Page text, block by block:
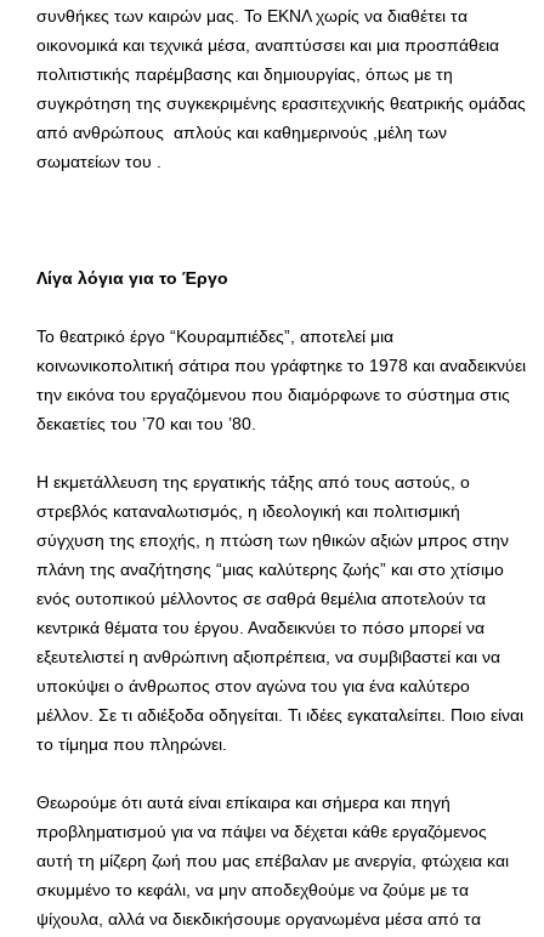
συνθήκες των καιρών μας. Το ΕΚΝΛ χωρίς να διαθέτει τα
οικονομικά και τεχνικά μέσα, αναπτύσσει και μια προσπάθεια
πολιτιστικής παρέμβασης και δημιουργίας, όπως με τη
συγκρότηση της συγκεκριμένης ερασιτεχνικής θεατρικής ομάδας
από ανθρώπους απλούς και καθημερινούς ,μέλη των
σωματείων του .
Λίγα λόγια για το Έργο
Το θεατρικό έργο “Κουραμπιέδες”, αποτελεί μια
κοινωνικοπολιτική σάτιρα που γράφτηκε το 1978 και αναδεικνύει
την εικόνα του εργαζόμενου που διαμόρφωνε το σύστημα στις
δεκαετίες του ’70 και του ’80.
Η εκμετάλλευση της εργατικής τάξης από τους αστούς, ο
στρεβλός καταναλωτισμός, η ιδεολογική και πολιτισμική
σύγχυση της εποχής, η πτώση των ηθικών αξιών μπρος στην
πλάνη της αναζήτησης “μιας καλύτερης ζωής” και στο χτίσιμο
ενός ουτοπικού μέλλοντος σε σαθρά θεμέλια αποτελούν τα
κεντρικά θέματα του έργου. Αναδεικνύει το πόσο μπορεί να
εξευτελιστεί η ανθρώπινη αξιοπρέπεια, να συμβιβαστεί και να
υποκύψει ο άνθρωπος στον αγώνα του για ένα καλύτερο
μέλλον. Σε τι αδιέξοδα οδηγείται. Τι ιδέες εγκαταλείπει. Ποιο είναι
το τίμημα που πληρώνει.
Θεωρούμε ότι αυτά είναι επίκαιρα και σήμερα και πηγή
προβληματισμού για να πάψει να δέχεται κάθε εργαζόμενος
αυτή τη μίζερη ζωή που μας επέβαλαν με ανεργία, φτώχεια και
σκυμμένο το κεφάλι, να μην αποδεχθούμε να ζούμε με τα
ψίχουλα, αλλά να διεκδικήσουμε οργανωμένα μέσα από τα